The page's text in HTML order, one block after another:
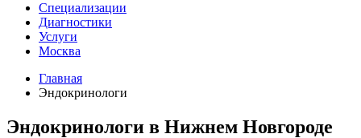
Специализации
Диагностики
Услуги
Москва
Главная
Эндокринологи
Эндокринологи в Нижнем Новгороде